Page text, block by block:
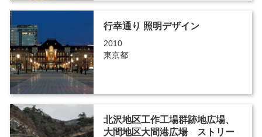
行幸通り 照明デザイン
2010
東京都
北沢地区工作工場群跡地広場、
大間地区大間港広場 ストリー